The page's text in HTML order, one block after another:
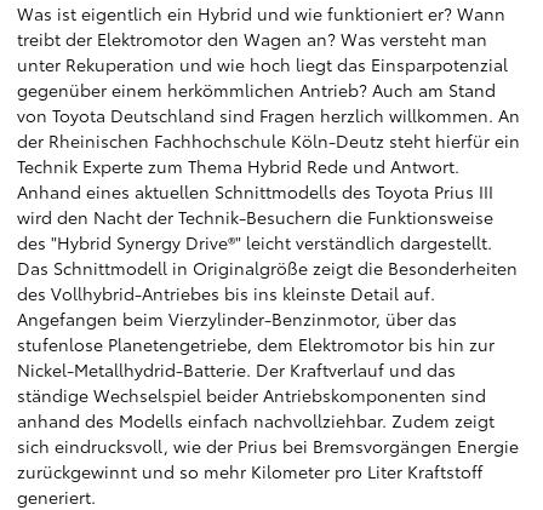
Was ist eigentlich ein Hybrid und wie funktioniert er? Wann
treibt der Elektromotor den Wagen an? Was versteht man
unter Rekuperation und wie hoch liegt das Einsparpotenzial
gegenüber einem herkömmlichen Antrieb? Auch am Stand
von Toyota Deutschland sind Fragen herzlich willkommen. An
der Rheinischen Fachhochschule Köln-Deutz steht hierfür ein
Technik Experte zum Thema Hybrid Rede und Antwort.
Anhand eines aktuellen Schnittmodells des Toyota Prius III
wird den Nacht der Technik-Besuchern die Funktionsweise
des "Hybrid Synergy Drive®" leicht verständlich dargestellt.
Das Schnittmodell in Originalgröße zeigt die Besonderheiten
des Vollhybrid-Antriebes bis ins kleinste Detail auf.
Angefangen beim Vierzylinder-Benzinmotor, über das
stufenlose Planetengetriebe, dem Elektromotor bis hin zur
Nickel-Metallhydrid-Batterie. Der Kraftverlauf und das
ständige Wechselspiel beider Antriebskomponenten sind
anhand des Modells einfach nachvollziehbar. Zudem zeigt
sich eindrucksvoll, wie der Prius bei Bremsvorgängen Energie
zurückgewinnt und so mehr Kilometer pro Liter Kraftstoff
generiert.